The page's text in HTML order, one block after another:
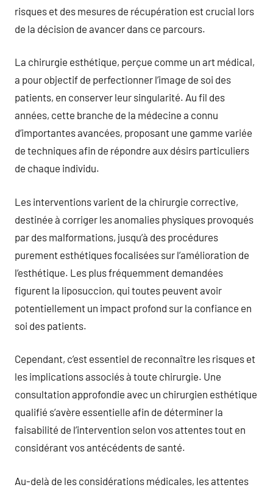
risques et des mesures de récupération est crucial lors
de la décision de avancer dans ce parcours.
La chirurgie esthétique, perçue comme un art médical,
a pour objectif de perfectionner l’image de soi des
patients, en conserver leur singularité. Au fil des
années, cette branche de la médecine a connu
d’importantes avancées, proposant une gamme variée
de techniques afin de répondre aux désirs particuliers
de chaque individu.
Les interventions varient de la chirurgie corrective,
destinée à corriger les anomalies physiques provoqués
par des malformations, jusqu’à des procédures
purement esthétiques focalisées sur l’amélioration de
l’esthétique. Les plus fréquemment demandées
figurent la liposuccion, qui toutes peuvent avoir
potentiellement un impact profond sur la confiance en
soi des patients.
Cependant, c’est essentiel de reconnaître les risques et
les implications associés à toute chirurgie. Une
consultation approfondie avec un chirurgien esthétique
qualifié s’avère essentielle afin de déterminer la
faisabilité de l’intervention selon vos attentes tout en
considérant vos antécédents de santé.
Au-delà de les considérations médicales, les attentes